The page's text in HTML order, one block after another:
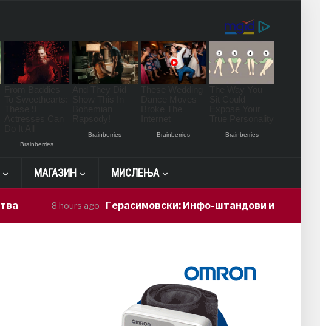
МАГАЗИН МИСЛЕЊА
8 hours ago Герасимовски: Инфо-штандови и здравствени